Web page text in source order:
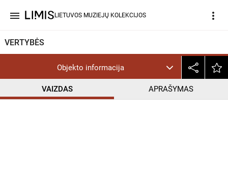
menu LIETUVOS MUZIEJŲ KOLEKCIJOS more_vert
VERTYBĖS
Objekto informacija
VAIZDAS APRAŠYMAS